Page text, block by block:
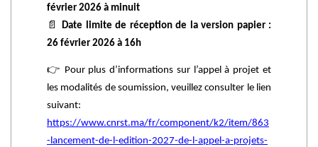
février 2026 à minuit
📄
Date limite de réception de la version papier :
26 février 2026 à 16h
👉 Pour plus d’informations sur l’appel à projet et
les modalités de soumission, veuillez consulter le lien
suivant:
https://www.cnrst.ma/fr/component/k2/item/863
-lancement-de-l-edition-2027-de-l-appel-a-projets-